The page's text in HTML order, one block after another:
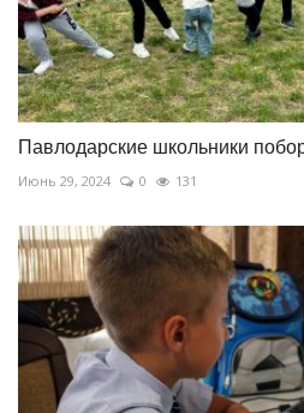
Павлодарские школьники
Июнь 29, 2024 0 131